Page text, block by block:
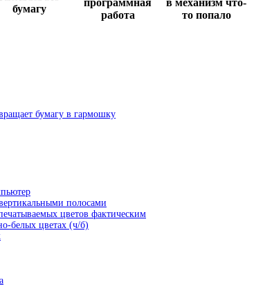
бумагу
работа
то попало
бумагу в гармошку
полосами
цветов фактическим
белых цветах (ч/б)